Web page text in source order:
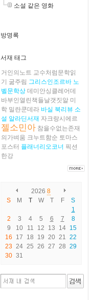
소설 같은 영화
방명록
서재 태그
거인의노트 교수처럼문학읽
기
굶주림 그리스인조르바 노
벨문학상 데미안싱클레어데
바부인열린책들날갯짓알 미
학 밀란쿤데라 바실 북리뷰 소
설 알라딘서재 자크랑시에르
젤소민아 참을수없는존재
의가벼움 크누트함순 토마스
포스터 플래너리오코너 픽션
한강
2026 8
S
M T W T F
S
1
2
3 4 5 6 7
8
9
10 11 12 13 14 15
16
17 18 19 20 21 22
23 24 25 26 27 28 29
30 31